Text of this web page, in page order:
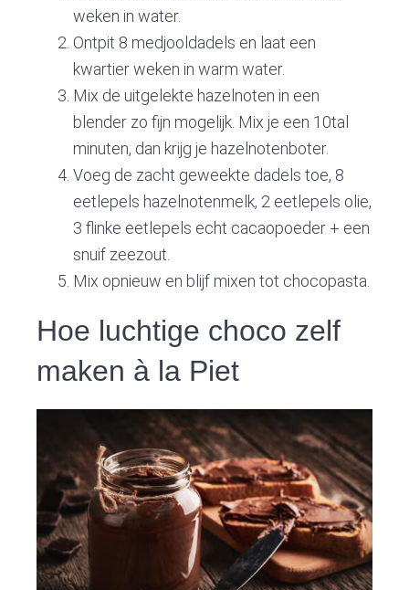
weken in water.
Ontpit 8 medjooldadels en laat een
kwartier weken in warm water.
Mix de uitgelekte hazelnoten in een
blender zo fijn mogelijk. Mix je een 10tal
minuten, dan krijg je hazelnotenboter.
Voeg de zacht geweekte dadels toe, 8
eetlepels hazelnotenmelk, 2 eetlepels olie,
3 flinke eetlepels echt cacaopoeder + een
snuif zeezout.
Mix opnieuw en blijf mixen tot chocopasta.
Hoe luchtige choco zelf
maken à la Piet